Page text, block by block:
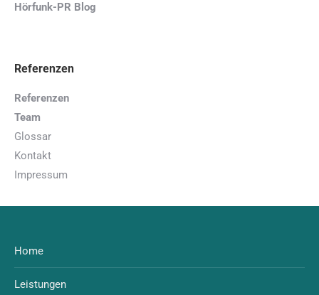
Hörfunk-PR Blog
Referenzen
Referenzen
Team
Glossar
Kontakt
Impressum
Home
Leistungen